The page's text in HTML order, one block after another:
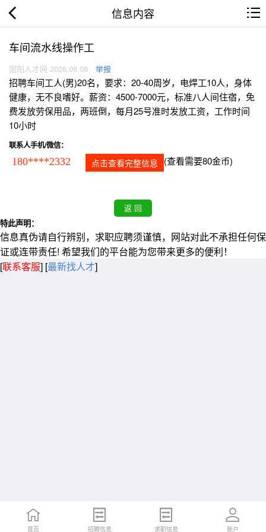
信息内容
车间流水线操作工
固阳人才网 2026.08.08 举报
招聘车间工人(男)20名，要求：20-40周岁，电焊工10人，身体
健康，无不良嗜好。薪资：4500-7000元，标准八人间住宿，免
费发放劳保用品，两班倒，每月25号准时发放工资，工作时间
10小时
联系人手机/微信：
180****2332 点击查看完整信息 (查看需要80金币)
特此声明：
信息真伪请自行辨别，求职应聘须谨慎，网站对此不承担任何保
证或连带责任! 希望我们的平台能为您带来更多的便利！
[联系客服] [最新找人才]
首页 招聘信息 求职信息 账户